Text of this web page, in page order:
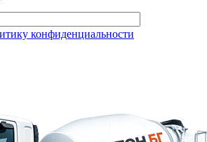
конфиденциальности